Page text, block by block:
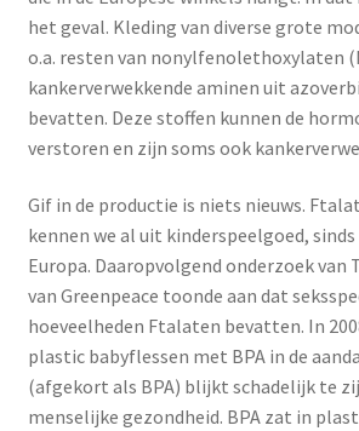
Wasbaar maandverband
Wasbare zoogcompressen
Yoni eggs
Diverse
Contact
het geval. Kleding van diverse grote
o.a. resten van nonylfenolethoxylaten
kankerverwekkende aminen uit
bevatten. Deze stoffen kunnen de
verstoren en zijn soms ook
Gif in de productie is niets nieuws.
kennen we al uit kinderspeelgoed, sinds
Europa. Daaropvolgend onderzoek van
van Greenpeace toonde aan dat
hoeveelheden Ftalaten bevatten. In
plastic babyflessen met BPA in de
(afgekort als BPA) blijkt schadelijk te
menselijke gezondheid. BPA zat in